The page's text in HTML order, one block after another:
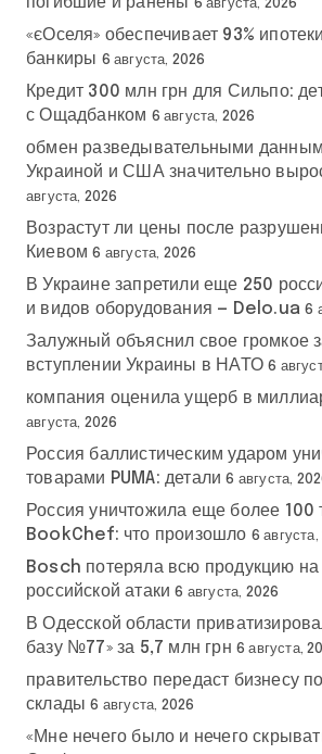
6 августа, 2026
«єОселя» обеспечивает 93%
банкиры 6 августа, 2026
Кредит 300 млн грн для Сильпо:
с Ощадбанком 6 августа, 2026
обмен разведывательными
Украиной и США значительно
августа, 2026
Возрастут ли цены после
Киевом 6 августа, 2026
В Украине запретили еще 250
и видов оборудования — Delo.ua 6
Залужный объяснил свое громкое
вступлении Украины в НАТО 6
компания оценила ущерб в
августа, 2026
Россия баллистическим ударом
товарами PUMA: детали 6 августа,
Россия уничтожила еще более 100
BookChef: что произошло 6
Bosch потеряла всю продукцию на
российской атаки 6 августа, 2026
В Одесской области
базу №77» за 5,7 млн грн 6 августа,
правительство передаст бизнесу
склады 6 августа, 2026
«Мне нечего было и нечего